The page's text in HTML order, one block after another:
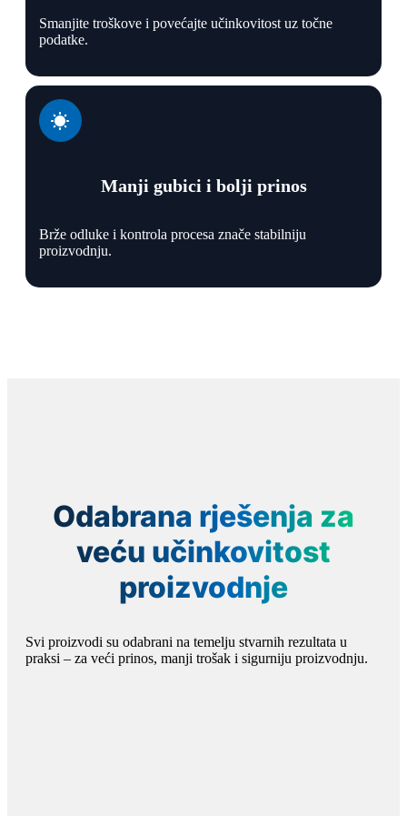
Smanjite troškove i povećajte učinkovitost uz točne
podatke.
Manji gubici i bolji prinos
Brže odluke i kontrola procesa znače stabilniju
proizvodnju.
Odabrana rješenja za
veću učinkovitost
proizvodnje
Svi proizvodi su odabrani na temelju stvarnih rezultata u
praksi – za veći prinos, manji trošak i sigurniju proizvodnju.